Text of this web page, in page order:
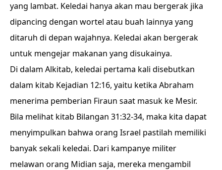
yang lambat. Keledai hanya akan mau bergerak jika
dipancing dengan wortel atau buah lainnya yang
ditaruh di depan wajahnya. Keledai akan bergerak
untuk mengejar makanan yang disukainya.
Di dalam Alkitab, keledai pertama kali disebutkan
dalam kitab Kejadian 12:16, yaitu ketika Abraham
menerima pemberian Firaun saat masuk ke Mesir.
Bila melihat kitab Bilangan 31:32-34, maka kita dapat
menyimpulkan bahwa orang Israel pastilah memiliki
banyak sekali keledai. Dari kampanye militer
melawan orang Midian saja, mereka mengambil